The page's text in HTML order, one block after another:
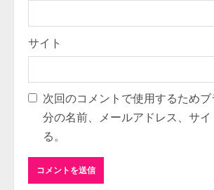
サイト
次回のコメントで使用するため
分の名前、メールアドレス、サ
る。